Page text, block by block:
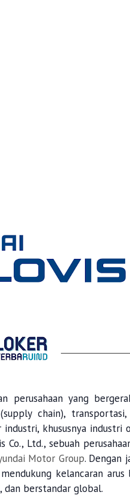
perusahaan yang
chain),
khususnya industri
Co., Ltd., sebuah
Motor Group. Dengan
kelancaran
dan berstandar global.